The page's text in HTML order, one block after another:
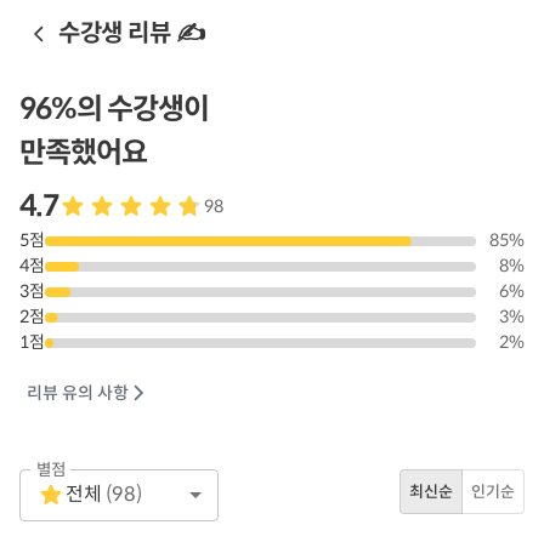
수강생 리뷰 ✍️
96%의 수강생이
만족했어요
4.7
98
5점 85%
4점 8%
3점 6%
2점 3%
1점 2%
리뷰 유의 사항
별점
1 Star
Empty
전체 (98) 최신순 인기순